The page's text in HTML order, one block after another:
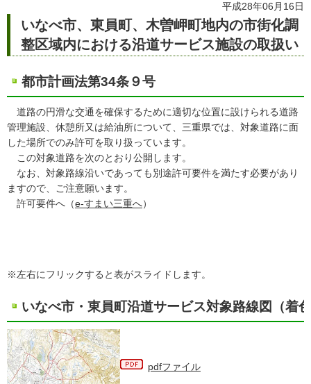
平成28年06月16日
いなべ市、東員町、木曽岬町地内の市街化調
整区域内における沿道サービス施設の取扱い
都市計画法第34条９号
道路の円滑な交通を確保するために適切な位置に設けられる道路
管理施設、休憩所又は給油所について、三重県では、対象道路に面
した場所でのみ許可を取り扱っています。
この対象道路を次のとおり公開します。
なお、対象路線沿いであっても別途許可要件を満たす必要があり
ますので、ご注意願います。
許可要件へ（e-すまい三重へ）
※左右にフリックすると表がスライドします。
いなべ市・東員町沿道サービス対象路線図（着
pdfファイル